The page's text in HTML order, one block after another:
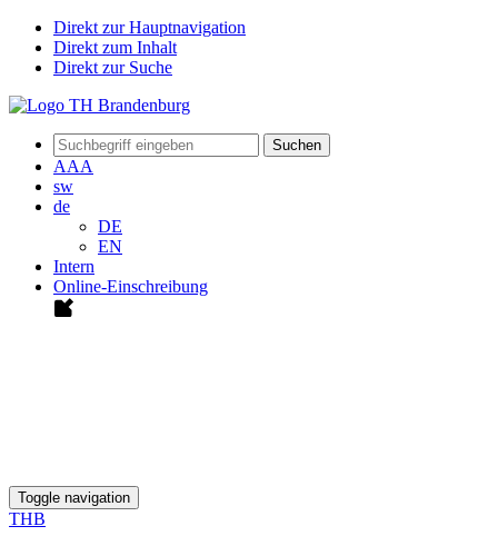
Direkt zur Hauptnavigation
Direkt zum Inhalt
Direkt zur Suche
Suchen
AAA
sw
de
DE
EN
Intern
Online-Einschreibung
Toggle navigation
THB